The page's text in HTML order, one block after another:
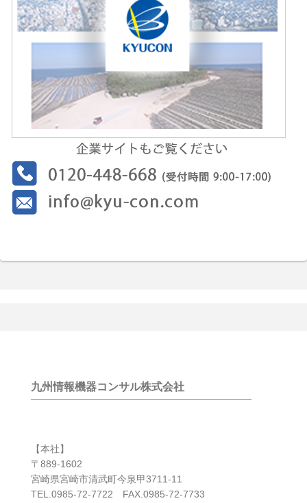
九州情報機器コンサル株式会社
【本社】
〒889-1602
宮崎県宮崎市清武町今泉甲3711-11
TEL.0985-72-7722 FAX.0985-72-7733